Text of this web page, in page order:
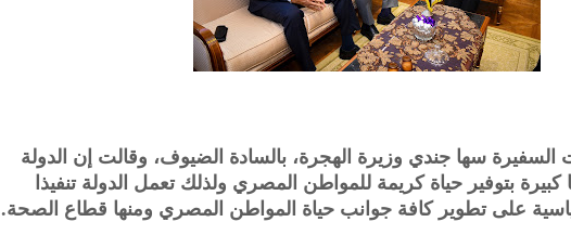
السفيرة سها جندي وزيرة الهجرة، بالسادة الضيوف، وقالت إن الدولة
كبيرة بتوفير حياة كريمة للمواطن المصري ولذلك تعمل الدولة تنفيذا
على تطوير كافة جوانب حياة المواطن المصري ومنها قطاع الصحة.